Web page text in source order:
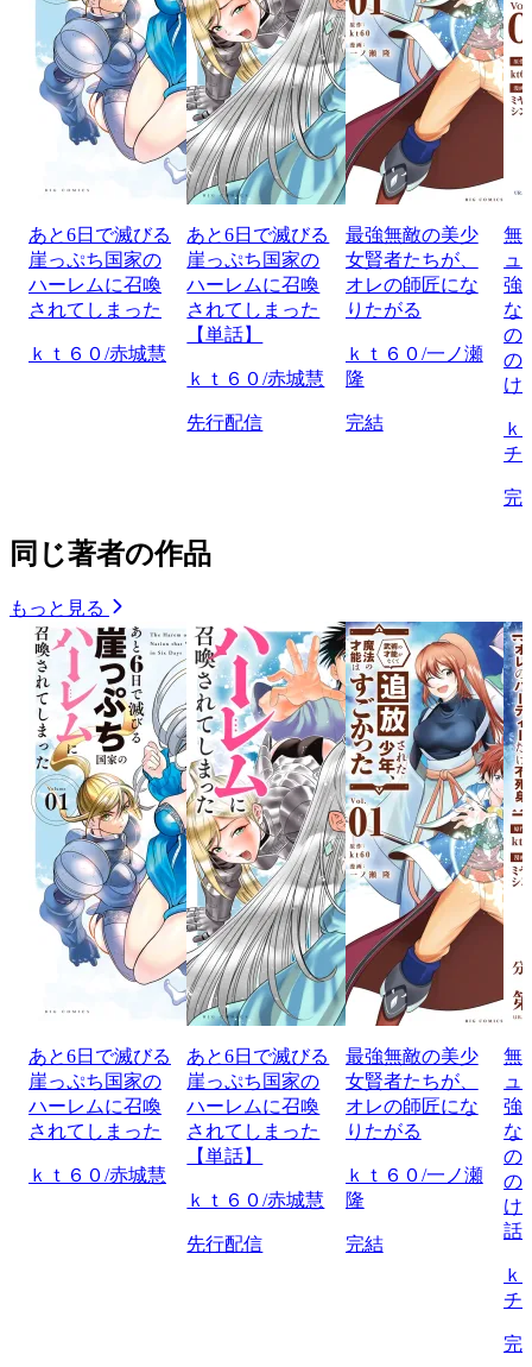
あと6日で滅びる
崖っぷち国家の
ハーレムに召喚
されてしまった
ｋｔ６０/赤城慧
あと6日で滅びる
崖っぷち国家の
ハーレムに召喚
されてしまった
【単話】
ｋｔ６０/赤城慧
先行配信
最強無敵の美少
女賢者たちが、
オレの師匠にな
りたがる
ｋｔ６０/一ノ瀬
隆
完結
無
ュ
強
な
の
の
け
ｋ
チ
完
同じ著者の作品
もっと見る
あと6日で滅びる
崖っぷち国家の
ハーレムに召喚
されてしまった
ｋｔ６０/赤城慧
あと6日で滅びる
崖っぷち国家の
ハーレムに召喚
されてしまった
【単話】
ｋｔ６０/赤城慧
先行配信
最強無敵の美少
女賢者たちが、
オレの師匠にな
りたがる
ｋｔ６０/一ノ瀬
隆
完結
無
ュ
強
な
の
の
け
話
ｋ
チ
完